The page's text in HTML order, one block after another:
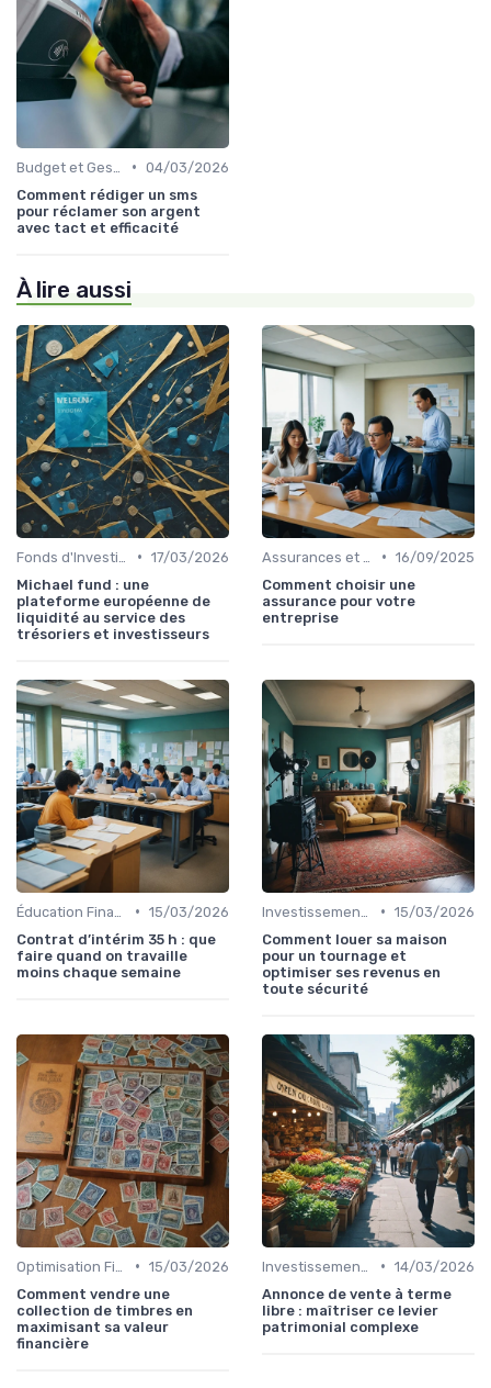
• 04/03/2026
Comment rédiger un sms
pour réclamer son argent
avec tact et efficacité
À lire aussi
• 17/03/2026
Michael fund : une
plateforme européenne de
liquidité au service des
trésoriers et investisseurs
• 16/09/2025
Comment choisir une
assurance pour votre
entreprise
• 15/03/2026
Contrat d’intérim 35 h : que
faire quand on travaille
moins chaque semaine
• 15/03/2026
Comment louer sa maison
pour un tournage et
optimiser ses revenus en
toute sécurité
• 15/03/2026
Comment vendre une
collection de timbres en
maximisant sa valeur
financière
• 14/03/2026
Annonce de vente à terme
libre : maîtriser ce levier
patrimonial complexe